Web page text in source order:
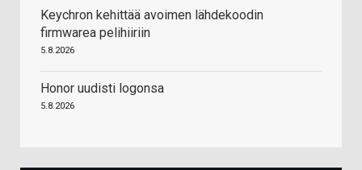
Keychron kehittää avoimen lähdekoodin
firmwarea pelihiiriin
5.8.2026
Honor uudisti logonsa
5.8.2026